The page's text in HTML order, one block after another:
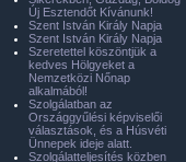
Új Esztendőt Kívánunk!
Szent István Király Napja
Szent István Király Napja
Szeretettel köszöntjük a
kedves Hölgyeket a
Nemzetközi Nőnap
alkalmából!
Szolgálatban az
Országgyűlési képviselői
választások, és a Húsvéti
Ünnepek ideje alatt.
Szolgálatteljesítés közben